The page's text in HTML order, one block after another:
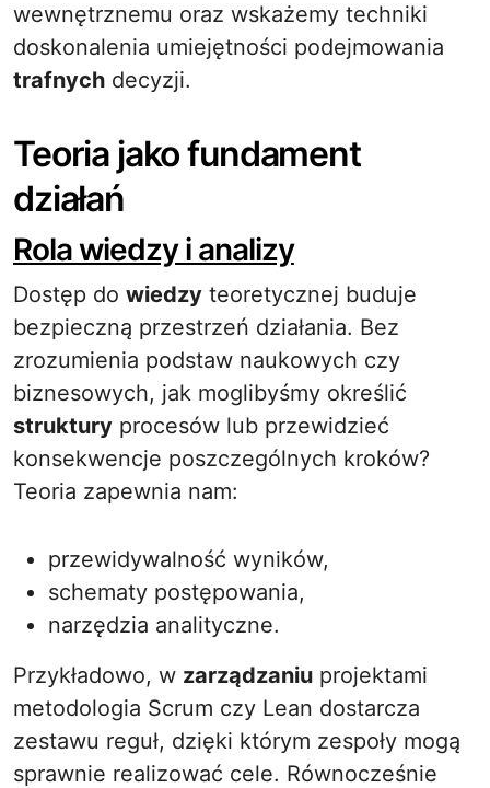
wewnętrznemu oraz wskażemy techniki
doskonalenia umiejętności podejmowania
trafnych decyzji.
Teoria jako fundament
działań
Rola wiedzy i analizy
Dostęp do wiedzy teoretycznej buduje
bezpieczną przestrzeń działania. Bez
zrozumienia podstaw naukowych czy
biznesowych, jak moglibyśmy określić
struktury procesów lub przewidzieć
konsekwencje poszczególnych kroków?
Teoria zapewnia nam:
przewidywalność wyników,
schematy postępowania,
narzędzia analityczne.
Przykładowo, w zarządzaniu projektami
metodologia Scrum czy Lean dostarcza
zestawu reguł, dzięki którym zespoły mogą
sprawnie realizować cele. Równocześnie